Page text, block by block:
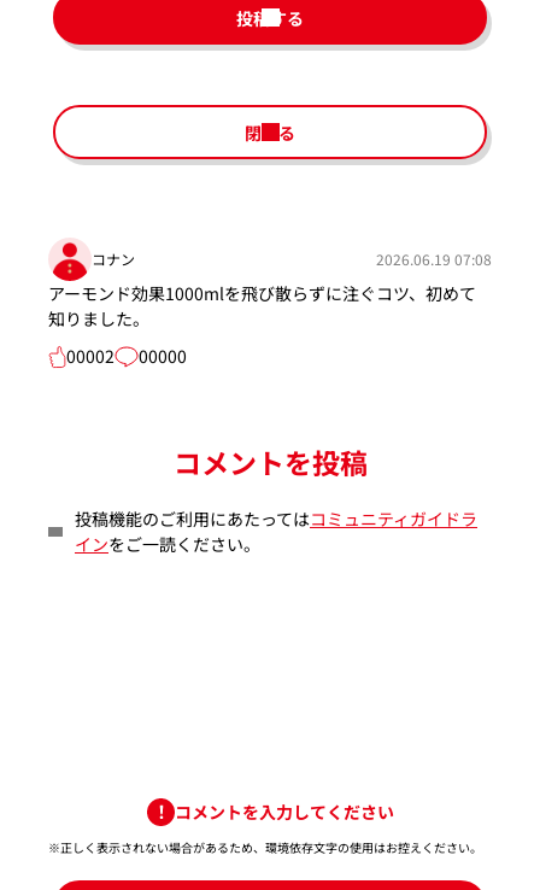
投稿する
閉じる
コナン 2026.06.19 07:08
アーモンド効果1000mlを飛び散らずに注ぐコツ、初めて
知りました。
00002
00000
コメントを投稿
投稿機能のご利用にあたってはコミュニティガイドラ
インをご一読ください。
コメントを入力してください
※正しく表示されない場合があるため、環境依存文字の使用はお控えください。​